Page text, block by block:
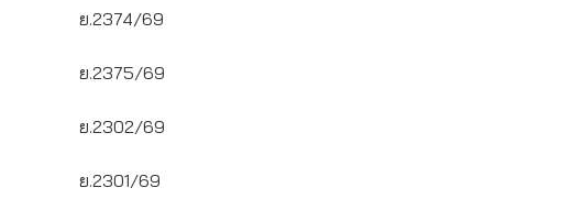
ย.2374/69
ย.2375/69
ย.2302/69
ย.2301/69